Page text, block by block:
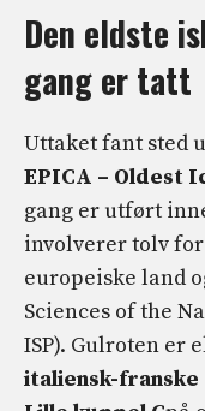
Den eldste
gang er tatt
Uttaket fant sted
EPICA – Oldest
gang er utført
involverer tolv
europeiske land
Sciences of the
ISP). Gulroten er
italiensk-franske